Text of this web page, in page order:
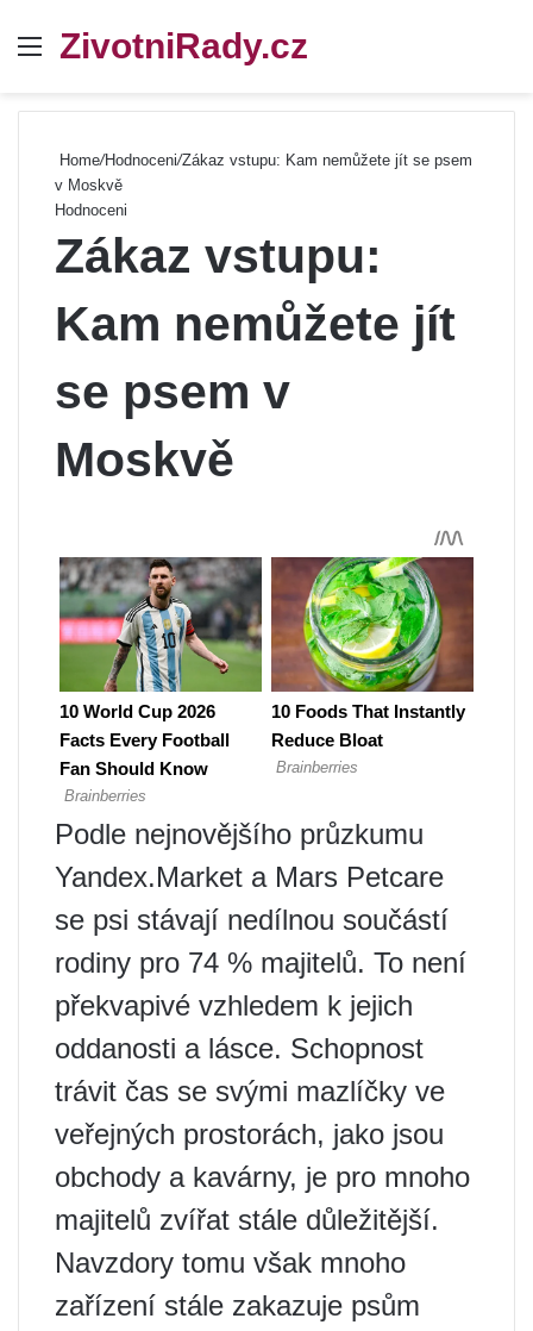
Menu
ZivotniRady.cz
Home/Hodnoceni/Zákaz vstupu: Kam nemůžete jít se psem
v Moskvě
Hodnoceni
Zákaz vstupu:
Kam nemůžete jít
se psem v
Moskvě
Podle nejnovějšího průzkumu
Yandex.Market a Mars Petcare
se psi stávají nedílnou součástí
rodiny pro 74 % majitelů. To není
překvapivé vzhledem k jejich
oddanosti a lásce. Schopnost
trávit čas se svými mazlíčky ve
veřejných prostorách, jako jsou
obchody a kavárny, je pro mnoho
majitelů zvířat stále důležitější.
Navzdory tomu však mnoho
zařízení stále zakazuje psům